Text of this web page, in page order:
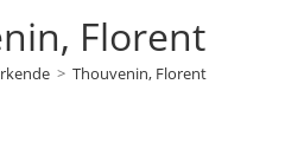
Florent
> Thouvenin, Florent